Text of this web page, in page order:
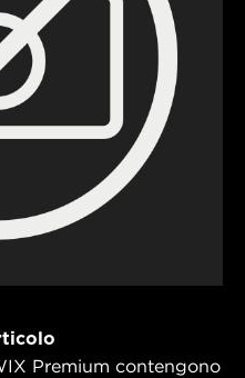
Premium contengono